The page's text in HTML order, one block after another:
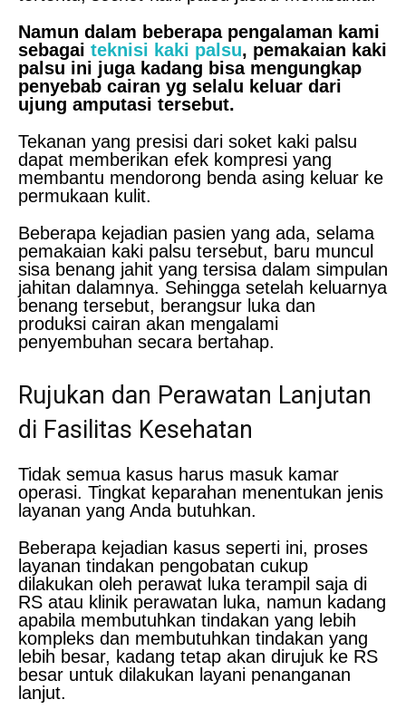
Namun dalam beberapa pengalaman kami
sebagai teknisi kaki palsu, pemakaian kaki
palsu ini juga kadang bisa mengungkap
penyebab cairan yg selalu keluar dari
ujung amputasi tersebut.
Tekanan yang presisi dari soket kaki palsu
dapat memberikan efek kompresi yang
membantu mendorong benda asing keluar ke
permukaan kulit.
Beberapa kejadian pasien yang ada, selama
pemakaian kaki palsu tersebut, baru muncul
sisa benang jahit yang tersisa dalam simpulan
jahitan dalamnya. Sehingga setelah keluarnya
benang tersebut, berangsur luka dan
produksi cairan akan mengalami
penyembuhan secara bertahap.
Rujukan dan Perawatan Lanjutan
di Fasilitas Kesehatan
Tidak semua kasus harus masuk kamar
operasi. Tingkat keparahan menentukan jenis
layanan yang Anda butuhkan.
Beberapa kejadian kasus seperti ini, proses
layanan tindakan pengobatan cukup
dilakukan oleh perawat luka terampil saja di
RS atau klinik perawatan luka, namun kadang
apabila membutuhkan tindakan yang lebih
kompleks dan membutuhkan tindakan yang
lebih besar, kadang tetap akan dirujuk ke RS
besar untuk dilakukan layani penanganan
lanjut.